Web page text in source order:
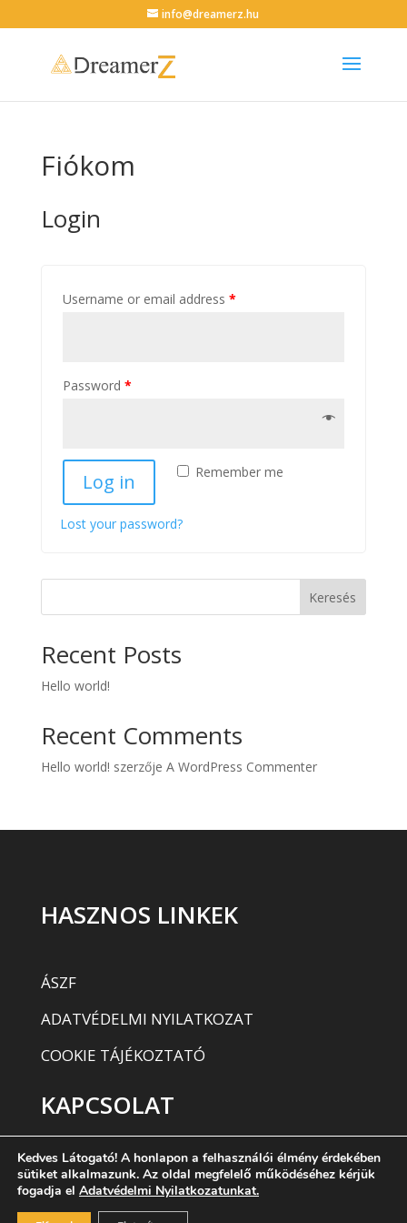
info@dreamerz.hu
Fiókom
Login
Username or email address *
Password *
Remember me
Log in
Lost your password?
Keresés
Recent Posts
Hello world!
Recent Comments
Hello world! szerzője A WordPress Commenter
HASZNOS LINKEK
ÁSZF
ADATVÉDELMI NYILATKOZAT
COOKIE TÁJÉKOZTATÓ
KAPCSOLAT
E-MAIL: info@dreamerz.hu
Kedves Látogató! A honlapon a felhasználói élmény érdekében
sütiket alkalmazunk. Az oldal megfelelő működéséhez kérjük
fogadja el Adatvédelmi Nyilatkozatunkat.